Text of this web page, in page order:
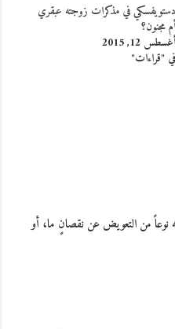
دستويفسكي في مذكرات زوجته عبقري
أم مجنون؟
12, 2015
في "قراءات"
نوعاً من التعويض عن نقصانٍ ما، أو